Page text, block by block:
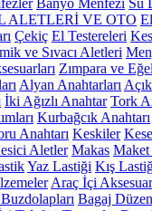
Banyo Menfezi Su
ALETLERİ VE OTO
Çekiç El Testereleri
ve Sıvacı Aletleri
Zımpara ve
Alyan Anahtarları
İki Ağızlı Anahtar Tork
Kurbağcık Anahtarı
Anahtarı Keskiler
Aletler Makas Maket
Yaz Lastiği Kış
Araç İçi Aksesuar
Bagaj